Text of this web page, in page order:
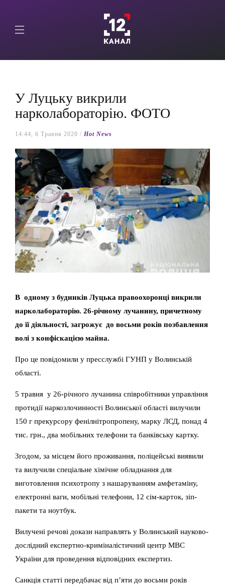
У Луцьку викрили
нарколабораторію. ФОТО
14:44, 6 Травня 2020 / Hot News
В одному з будинків Луцька правоохоронці викрили
нарколабораторію. 26-річному лучанину, причетному
до її діяльності, загрожує до восьми років позбавлення
волі з конфіскацією майна.
Про це повідомили у пресслужбі ГУНП у Волинській
області.
5 травня у 26-річного лучанина співробітники управління
протидії наркозлочинності Волинської області вилучили
150 г прекурсору фенілнітропропену, марку ЛСД, понад 4
тис. грн., два мобільних телефони та банківську картку.
Згодом, за місцем його проживання, поліцейські виявили
та вилучили спеціальне хімічне обладнання для
виготовлення психотропу з нашаруванням амфетаміну,
електронні ваги, мобільні телефони, 12 сім-карток, зіп-
пакети та ноутбук.
Вилучені речові докази направлять у Волинський науково-
дослідний експертно-криміналістичний центр МВС
України для проведення відповідних експертиз.
Санкція статті передбачає від п’яти до восьми років